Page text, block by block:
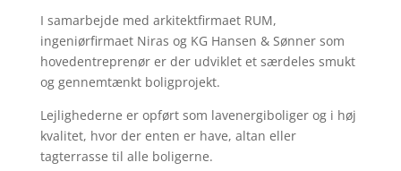
I samarbejde med arkitektfirmaet RUM,
ingeniørfirmaet Niras og KG Hansen & Sønner som
hovedentreprenør er der udviklet et særdeles smukt
og gennemtænkt boligprojekt.
Lejlighederne er opført som lavenergiboliger og i høj
kvalitet, hvor der enten er have, altan eller
tagterrasse til alle boligerne.